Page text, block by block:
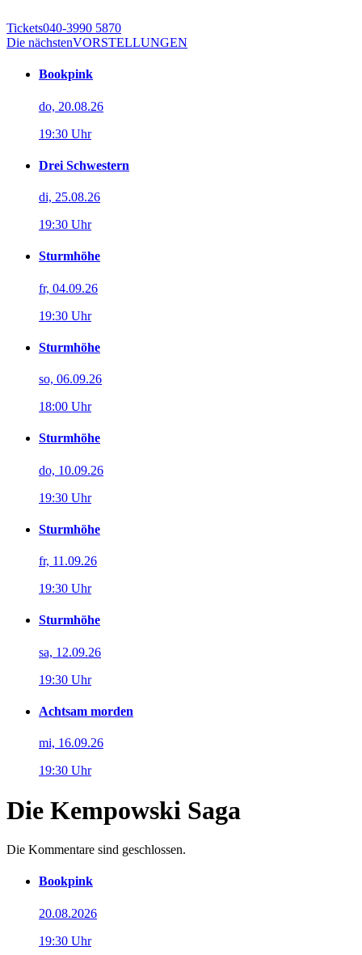
Tickets040-3990 5870
Die nächstenVORSTELLUNGEN
Bookpink
do, 20.08.26
19:30 Uhr
Drei Schwestern
di, 25.08.26
19:30 Uhr
Sturmhöhe
fr, 04.09.26
19:30 Uhr
Sturmhöhe
so, 06.09.26
18:00 Uhr
Sturmhöhe
do, 10.09.26
19:30 Uhr
Sturmhöhe
fr, 11.09.26
19:30 Uhr
Sturmhöhe
sa, 12.09.26
19:30 Uhr
Achtsam morden
mi, 16.09.26
19:30 Uhr
Die Kempowski Saga
Die Kommentare sind geschlossen.
Bookpink
20.08.2026
19:30 Uhr